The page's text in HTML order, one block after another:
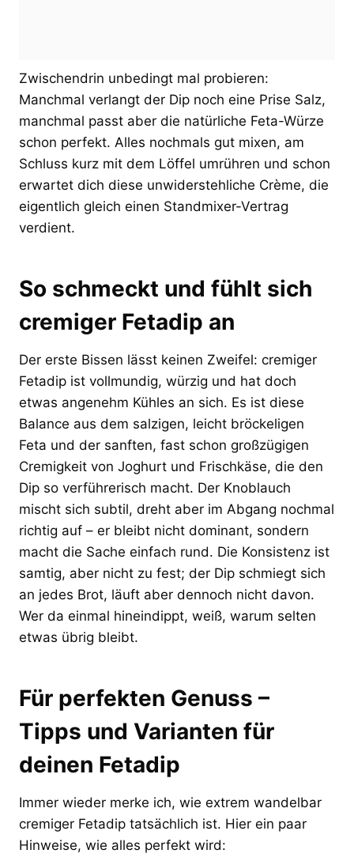
Zwischendrin unbedingt mal probieren:
Manchmal verlangt der Dip noch eine Prise Salz,
manchmal passt aber die natürliche Feta-Würze
schon perfekt. Alles nochmals gut mixen, am
Schluss kurz mit dem Löffel umrühren und schon
erwartet dich diese unwiderstehliche Crème, die
eigentlich gleich einen Standmixer-Vertrag
verdient.
So schmeckt und fühlt sich
cremiger Fetadip an
Der erste Bissen lässt keinen Zweifel: cremiger
Fetadip ist vollmundig, würzig und hat doch
etwas angenehm Kühles an sich. Es ist diese
Balance aus dem salzigen, leicht bröckeligen
Feta und der sanften, fast schon großzügigen
Cremigkeit von Joghurt und Frischkäse, die den
Dip so verführerisch macht. Der Knoblauch
mischt sich subtil, dreht aber im Abgang nochmal
richtig auf – er bleibt nicht dominant, sondern
macht die Sache einfach rund. Die Konsistenz ist
samtig, aber nicht zu fest; der Dip schmiegt sich
an jedes Brot, läuft aber dennoch nicht davon.
Wer da einmal hineindippt, weiß, warum selten
etwas übrig bleibt.
Für perfekten Genuss –
Tipps und Varianten für
deinen Fetadip
Immer wieder merke ich, wie extrem wandelbar
cremiger Fetadip tatsächlich ist. Hier ein paar
Hinweise, wie alles perfekt wird: